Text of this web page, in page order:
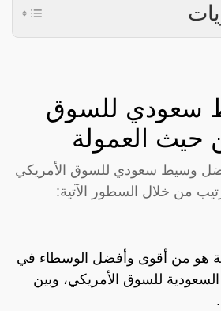
سعودي للسوق
حيث العمولة
وسيط سعودي للسوق الأمريكي
من خلال السطور الآتية:
هو من أقوى وأفضل الوسطاء في
السعودية للسوق الأمريكي، وبين